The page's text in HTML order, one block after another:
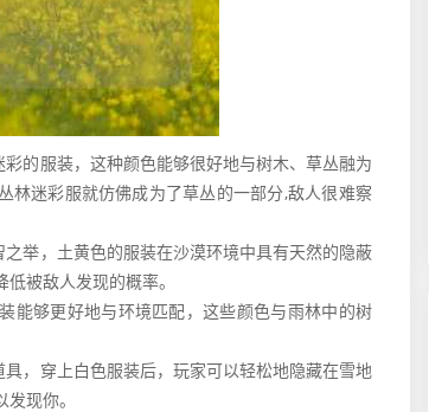
的服装，这种颜色能够很好地与树木、草丛融为
林迷彩服就仿佛成为了草丛的一部分,敌人很难察
举，土黄色的服装在沙漠环境中具有天然的隐蔽
被敌人发现的概率。
能够更好地与环境匹配，这些颜色与雨林中的树
，穿上白色服装后，玩家可以轻松地隐藏在雪地
现你。